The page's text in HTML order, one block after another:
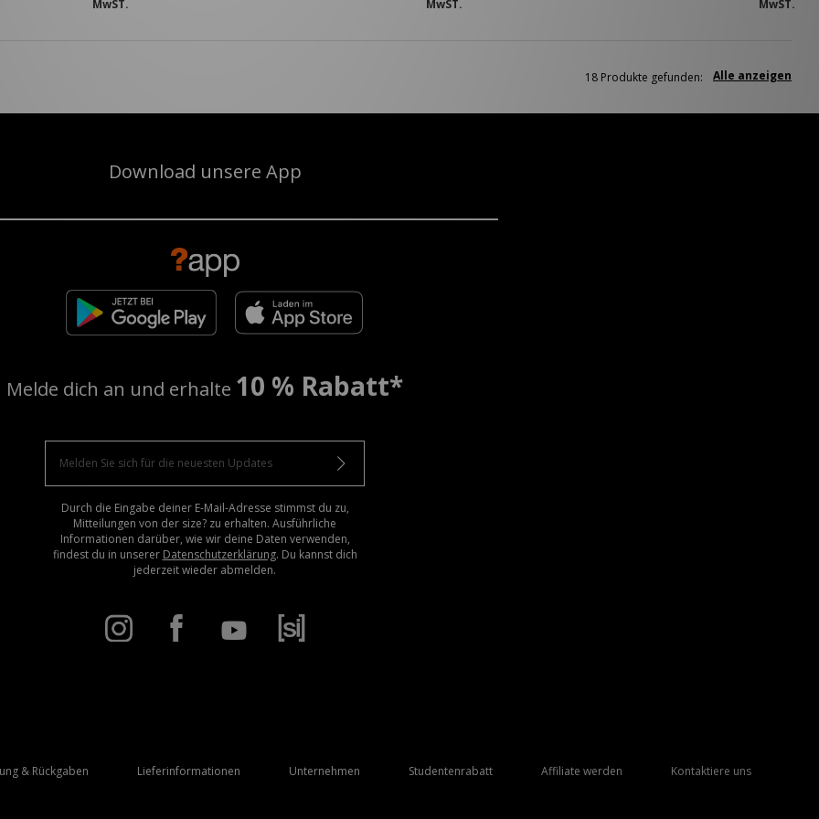
MwST. MwST. MwST.
Alle anzeigen
18 Produkte gefunden:
Download unsere App
Melde dich an und erhalte 10 % Rabatt*
Durch die Eingabe deiner E-Mail-Adresse stimmst du zu,
Mitteilungen von der size? zu erhalten. Ausführliche
Informationen darüber, wie wir deine Daten verwenden,
findest du in unserer Datenschutzerklärung. Du kannst dich
jederzeit wieder abmelden.
& Rückgaben Lieferinformationen Unternehmen Studentenrabatt Affiliate werden Kontaktiere uns